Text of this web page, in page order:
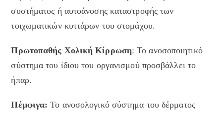
συστήματος ή αυτοάνοσης καταστροφής των
τοιχωματικών κυττάρων του στομάχου.
Πρωτοπαθής Χολική Κίρρωση: Το ανοσοποιητικό
σύστημα του ίδιου του οργανισμού προσβάλλει το
ήπαρ.
Πέμφιγα: Το ανοσολογικό σύστημα του δέρματος